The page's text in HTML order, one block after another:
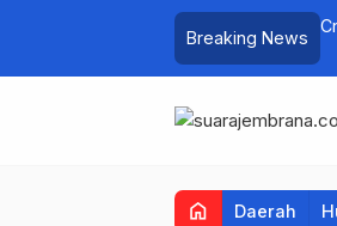
Breaking News
home Daerah